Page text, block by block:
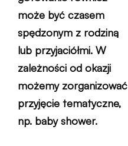
może być czasem
spędzonym z rodziną
lub przyjaciółmi. W
zależności od okazji
możemy zorganizować
przyjęcie tematyczne,
np. baby shower.